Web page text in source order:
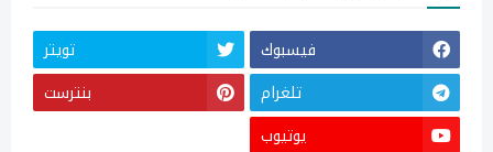
فيسبوك
تويتر
تلغرام
بنترست
يوتيوب